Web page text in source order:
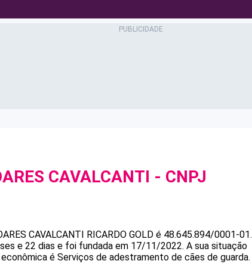
CAVALCANTI - CNPJ
CAVALCANTI RICARDO GOLD é 48.645.894/0001-01.
e 22 dias e foi fundada em 17/11/2022. A sua situação
é Serviços de adestramento de cães de guarda.